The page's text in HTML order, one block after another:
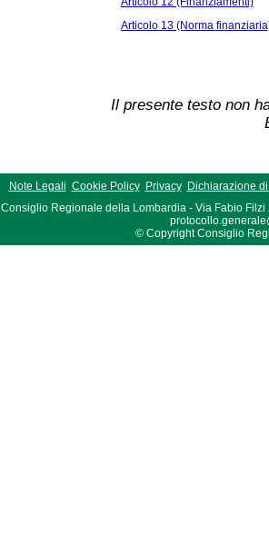
Articolo 13 (Norma
Il presente testo non
Note Legali Cookie Policy Privacy
Dichiarazione
Consiglio Regionale della Lombardia - Via Fabio Filzi
© Copyright Consiglio